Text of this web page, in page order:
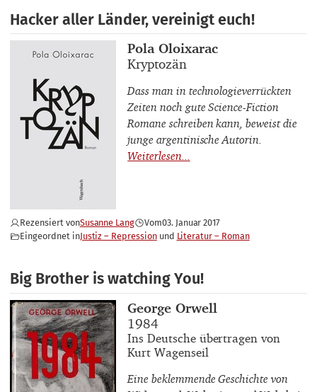
Hacker aller Länder, vereinigt euch!
Buchautor_innen
Pola Oloixarac
Buchtitel
Kryptozän
Dass man in technologieverrückten
Zeiten noch gute Science-Fiction
Romane schreiben kann, beweist die
junge argentinische Autorin.
Rezensiert vonSusanne Lang Vom03. Januar 2017
Eingeordnet inJustiz – Repression Literatur – Roman
Big Brother is watching You!
Buchautor_innen
George Orwell
Buchtitel
1984
Buchuntertitel
Ins Deutsche übertragen von
Kurt Wagenseil
Eine beklemmende Geschichte von